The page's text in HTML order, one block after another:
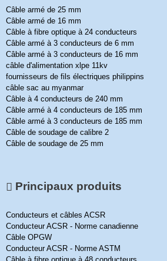
Câble armé de 25 mm
Câble armé de 16 mm
Câble à fibre optique à 24 conducteurs
Câble armé à 3 conducteurs de 6 mm
Câble armé à 3 conducteurs de 16 mm
câble d'alimentation xlpe 11kv
fournisseurs de fils électriques philippins
câble sac au myanmar
Câble à 4 conducteurs de 240 mm
Câble armé à 4 conducteurs de 185 mm
Câble armé à 3 conducteurs de 185 mm
Câble de soudage de calibre 2
Câble de soudage de 25 mm
Principaux produits
Conducteurs et câbles ACSR
Conducteur ACSR - Norme canadienne
Câble OPGW
Conducteur ACSR - Norme ASTM